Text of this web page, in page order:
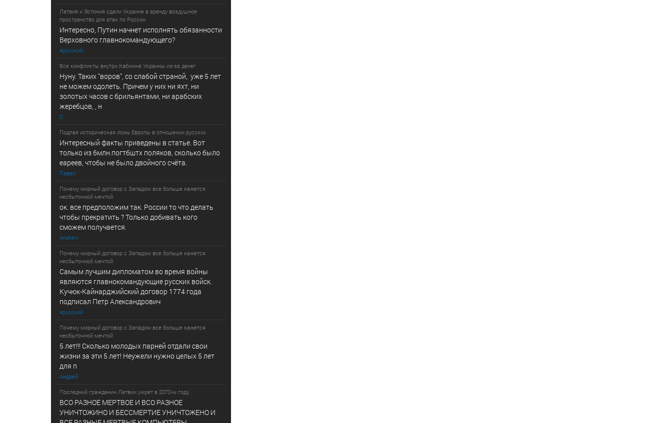
Латвия и Эстония сдали Украине в аренду воздушное
пространство для атак по России
Интересно, Путин начнет исполнять обязанности
Верховного главнокомандующего?
ярусский
Все конфликты внутри Кабмина Украины из-за денег
Нуну. Таких "воров", со слабой страной, уже 5 лет
не можем одолеть. Причем у них ни яхт, ни
золотых часов с брильянтами, ни арабских
жеребцов, , н
С
Подлая историческая ложь Европы в отношении русских
Интересный факты приведены в статье. Вот
только из 6млн.погтбштх поляков, сколько было
еареев, чтобы не было двойного счёта.
Павел
Почему мирный договор с Западом все больше кажется
несбыточной мечтой
ок. все предположим так. России то что делать
чтобы прекратить ? Только добивать кого
сможем получается.
Andrew
Почему мирный договор с Западом все больше кажется
несбыточной мечтой
Самым лучшим дипломатом во время войны
являются главнокомандующие русских войск.
Кучюк-Кайнарджийский договор 1774 года
подписал Петр Александрович
ярусский
Почему мирный договор с Западом все больше кажется
несбыточной мечтой
5 лет!!! Сколько молодых парней отдали свои
жизни за эти 5 лет! Неужели нужно целых 5 лет
для п
Андрей
Последний гражданин Латвии умрет в 2070-м году...
ВСО РАЗНОЕ МЕРТВОЕ И ВСО РАЗНОЕ
УНИЧТОЖИНО И БЕССМЕРТИЕ УНИЧТОЖЕНО И